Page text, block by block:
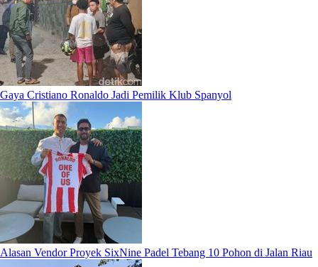
Gaya Cristiano Ronaldo Jadi Pemilik Klub Spanyol
Alasan Vendor Proyek SixNine Padel Tebang 10 Pohon di Jalan Riau